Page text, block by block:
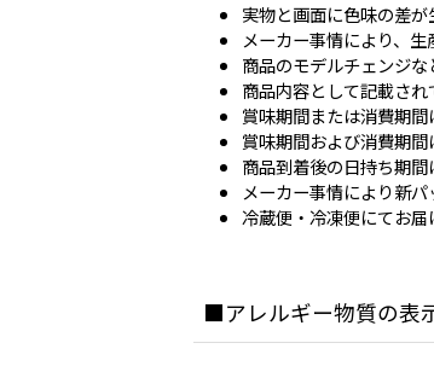
実物と画面に色味の差が
メーカー事情により、
商品のモデルチェンジ
商品内容として記載さ
賞味期間または消費期間
賞味期間および消費期間
商品到着後の日持ち期間
メーカー事情により新
冷蔵便・冷凍便にてお届
アレルギー物質の表